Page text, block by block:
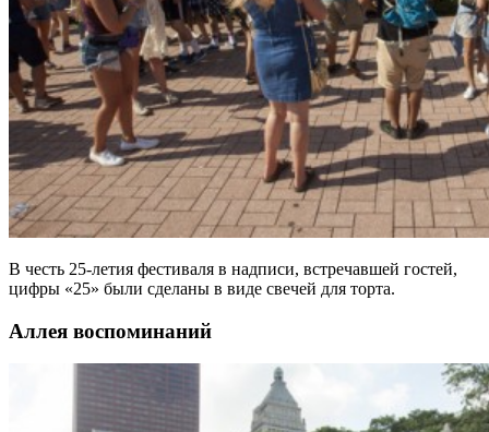
В честь 25-летия фестиваля в надписи, встречавшей гостей,
цифры «25» были сделаны в виде свечей для торта.
Аллея воспоминаний